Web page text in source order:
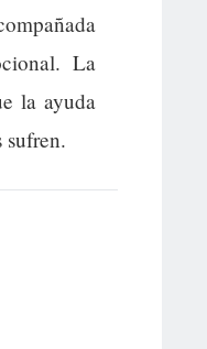
La
la ayuda
sufren.